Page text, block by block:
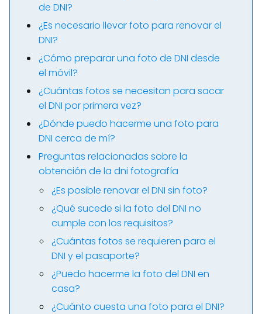
de DNI?
¿Es necesario llevar foto para renovar el
DNI?
¿Cómo preparar una foto de DNI desde
el móvil?
¿Cuántas fotos se necesitan para sacar
el DNI por primera vez?
¿Dónde puedo hacerme una foto para
DNI cerca de mí?
Preguntas relacionadas sobre la
obtención de la dni fotografía
¿Es posible renovar el DNI sin foto?
¿Qué sucede si la foto del DNI no
cumple con los requisitos?
¿Cuántas fotos se requieren para el
DNI y el pasaporte?
¿Puedo hacerme la foto del DNI en
casa?
¿Cuánto cuesta una foto para el DNI?